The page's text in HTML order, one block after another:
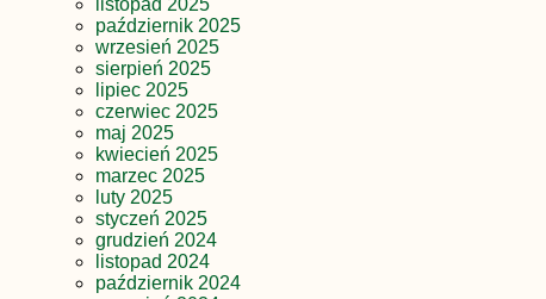
listopad 2025
październik 2025
wrzesień 2025
sierpień 2025
lipiec 2025
czerwiec 2025
maj 2025
kwiecień 2025
marzec 2025
luty 2025
styczeń 2025
grudzień 2024
listopad 2024
październik 2024